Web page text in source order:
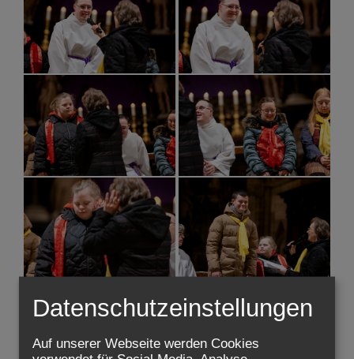
Datenschutzeinstellungen
Auf unserer Webseite werden Cookies